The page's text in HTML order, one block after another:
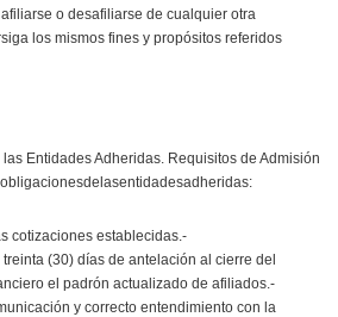
o desafiliarse de cualquier otra
los mismos fines y propósitos referidos
Entidades Adheridas. Requisitos de Admisión
cotizaciones establecidas.-
(30) días de antelación al cierre del
el padrón actualizado de afiliados.-
y correcto entendimiento con la